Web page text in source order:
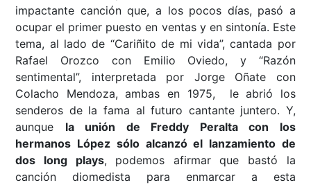
impactante canción que, a los pocos días, pasó a
ocupar el primer puesto en ventas y en sintonía. Este
tema, al lado de “Cariñito de mi vida”, cantada por
Rafael Orozco con Emilio Oviedo, y “Razón
sentimental”, interpretada por Jorge Oñate con
Colacho Mendoza, ambas en 1975, le abrió los
senderos de la fama al futuro cantante juntero. Y,
aunque la unión de Freddy Peralta con los
hermanos López sólo alcanzó el lanzamiento de
dos long plays, podemos afirmar que bastó la
canción diomedista para enmarcar a esta